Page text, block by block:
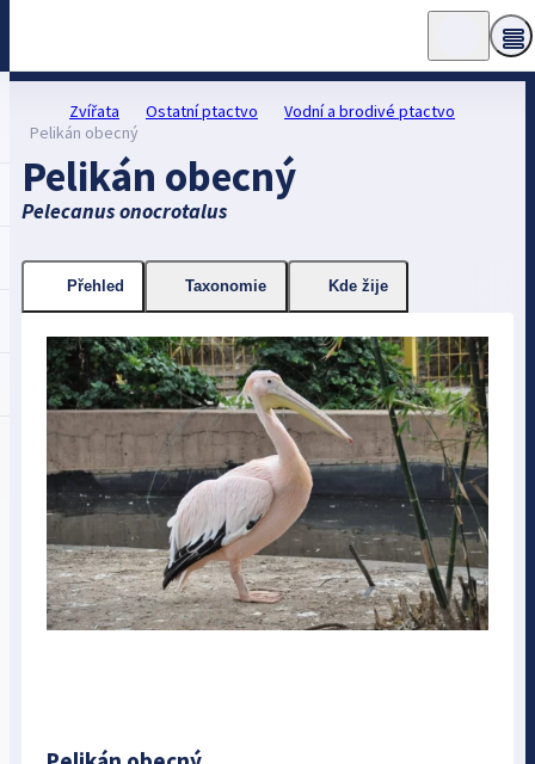
Zvířata Ostatní ptactvo
Vodní a brodivé ptactvo
Pelikán obecný
Pelikán obecný
Pelecanus onocrotalus
Přehled Taxonomie Kde žije